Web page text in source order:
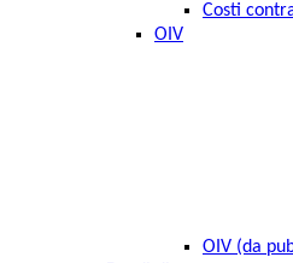
Costi
OIV
OIV (da